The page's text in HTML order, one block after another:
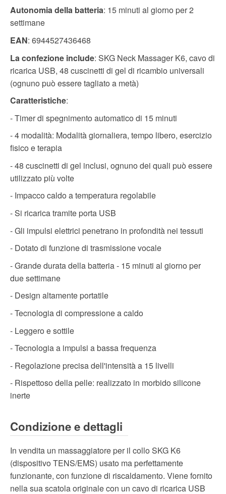
Autonomia della batteria: 15 minuti al giorno per 2
settimane
EAN: 6944527436468
La confezione include: SKG Neck Massager K6, cavo di
ricarica USB, 48 cuscinetti di gel di ricambio universali
(ognuno può essere tagliato a metà)
Caratteristiche:
- Timer di spegnimento automatico di 15 minuti
- 4 modalità: Modalità giornaliera, tempo libero, esercizio
fisico e terapia
- 48 cuscinetti di gel inclusi, ognuno dei quali può essere
utilizzato più volte
- Impacco caldo a temperatura regolabile
- Si ricarica tramite porta USB
- Gli impulsi elettrici penetrano in profondità nei tessuti
- Dotato di funzione di trasmissione vocale
- Grande durata della batteria - 15 minuti al giorno per
due settimane
- Design altamente portatile
- Tecnologia di compressione a caldo
- Leggero e sottile
- Tecnologia a impulsi a bassa frequenza
- Regolazione precisa dell'intensità a 15 livelli
- Rispettoso della pelle: realizzato in morbido silicone
inerte
Condizione e dettagli
In vendita un massaggiatore per il collo SKG K6
(dispositivo TENS/EMS) usato ma perfettamente
funzionante, con funzione di riscaldamento. Viene fornito
nella sua scatola originale con un cavo di ricarica USB